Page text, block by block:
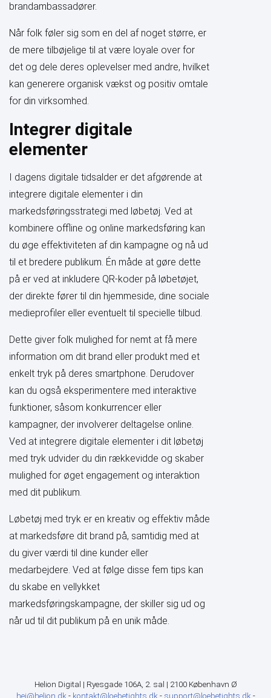
brandambassadører.
Når folk føler sig som en del af noget større, er
de mere tilbøjelige til at være loyale over for
det og dele deres oplevelser med andre, hvilket
kan generere organisk vækst og positiv omtale
for din virksomhed.
Integrer digitale
elementer
I dagens digitale tidsalder er det afgørende at
integrere digitale elementer i din
markedsføringsstrategi med løbetøj. Ved at
kombinere offline og online markedsføring kan
du øge effektiviteten af din kampagne og nå ud
til et bredere publikum. Én måde at gøre dette
på er ved at inkludere QR-koder på løbetøjet,
der direkte fører til din hjemmeside, dine sociale
medieprofiler eller eventuelt til specielle tilbud.
Dette giver folk mulighed for nemt at få mere
information om dit brand eller produkt med et
enkelt tryk på deres smartphone. Derudover
kan du også eksperimentere med interaktive
funktioner, såsom konkurrencer eller
kampagner, der involverer deltagelse online.
Ved at integrere digitale elementer i dit løbetøj
med tryk udvider du din rækkevidde og skaber
mulighed for øget engagement og interaktion
med dit publikum.
Løbetøj med tryk er en kreativ og effektiv måde
at markedsføre dit brand på, samtidig med at
du giver værdi til dine kunder eller
medarbejdere. Ved at følge disse fem tips kan
du skabe en vellykket
markedsføringskampagne, der skiller sig ud og
når ud til dit publikum på en unik måde.
Helion Digital | Ryesgade 106A, 2. sal | 2100 København Ø
hej@helion.dk - kontakt@loebetights.dk - support@loebetights.dk -